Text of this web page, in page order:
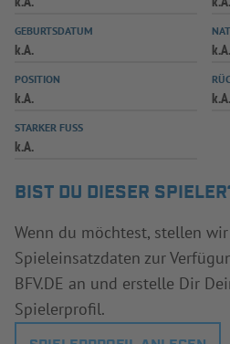
GEBURTSDATUM
k.A. k.A.
POSITION
k.A. k.A.
STARKER FUSS
k.A.
BIST DU DIESER
Wenn du möchtest, stellen
Spieleinsatzdaten zur
BFV.DE an und erstelle Dir
Spielerprofil.